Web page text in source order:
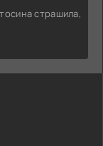
страшила,